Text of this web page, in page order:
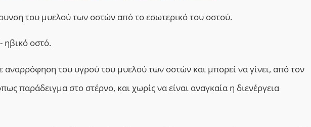
του μυελού των οστών από το εσωτερικό του οστού.
ηβικό οστό.
αναρρόφηση του υγρού του μυελού των οστών και μπορεί να γίνει, από τον
παράδειγμα στο στέρνο, και χωρίς να είναι αναγκαία η διενέργεια